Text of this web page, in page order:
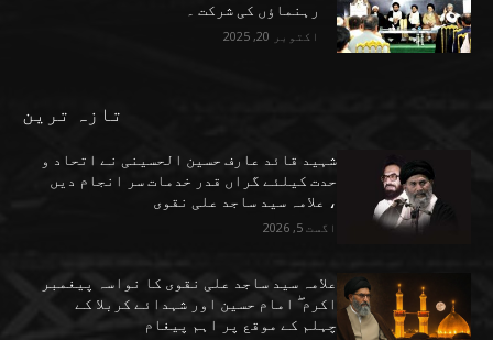
رہنماؤں کی شرکت ۔
اکتوبر 20, 2025
تازہ ترین
شہید قائد عارف حسین الحسینی نے اتحاد و
حدت کیلئے گراں قدر خدمات سر انجام دیں
، علامہ سید ساجد علی نقوی
اگست 5, 2026
علامہ سید ساجد علی نقوی کا نواسہ پیغمبر
اکرم ۖ امام حسین اور شہدائے کربلا کے
چہلم کے موقع پر اہم پیغام